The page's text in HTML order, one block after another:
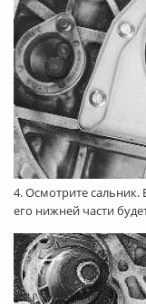
4. Осмотрите сальник.
его нижней части